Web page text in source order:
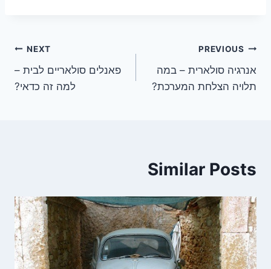
ניווט
PREVIOUS
אנרגיה סולארית – במה
תלויה הצלחת המערכת?
NEXT
פאנלים סולאריים לבית –
למה זה כדאי?
Similar Posts